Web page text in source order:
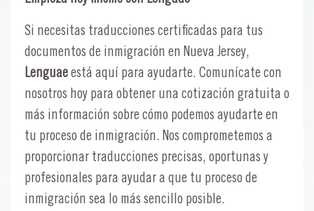
Si necesitas traducciones certificadas para tus
documentos de inmigración en Nueva Jersey,
Lenguae está aquí para ayudarte. Comunícate con
nosotros hoy para obtener una cotización gratuita o
más información sobre cómo podemos ayudarte en
tu proceso de inmigración. Nos comprometemos a
proporcionar traducciones precisas, oportunas y
profesionales para ayudar a que tu proceso de
inmigración sea lo más sencillo posible.